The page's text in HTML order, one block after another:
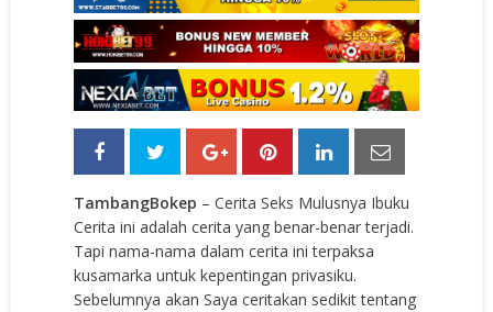
TambangBokep – Cerita Seks Mulusnya Ibuku
Cerita ini adalah cerita yang benar-benar terjadi.
Tapi nama-nama dalam cerita ini terpaksa
kusamarka untuk kepentingan privasiku.
Sebelumnya akan Saya ceritakan sedikit tentang